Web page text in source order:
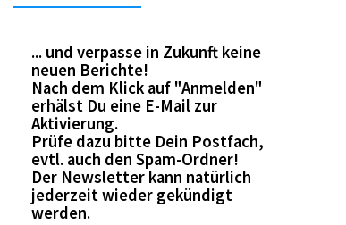
... und verpasse in Zukunft keine
neuen Berichte!
Nach dem Klick auf "Anmelden"
erhälst Du eine E-Mail zur
Aktivierung.
Prüfe dazu bitte Dein Postfach,
evtl. auch den Spam-Ordner!
Der Newsletter kann natürlich
jederzeit wieder gekündigt
werden.